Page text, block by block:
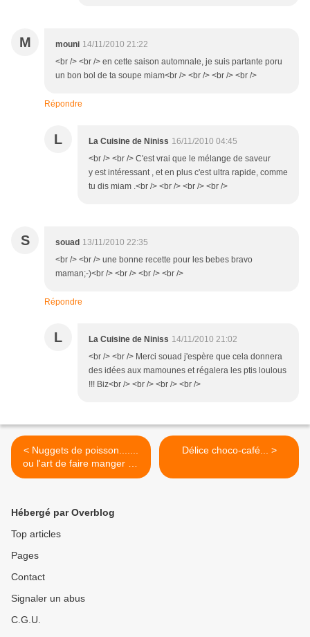
M mouni 14/11/2010 21:22
<br /> <br /> en cette saison automnale, je suis partante poru
un bon bol de ta soupe miam<br /> <br /> <br /> <br />
Répondre
L La Cuisine de Niniss 16/11/2010 04:45
<br /> <br /> C'est vrai que le mélange de saveur
y est intéressant , et en plus c'est ultra rapide, comme
tu dis miam .<br /> <br /> <br /> <br />
S souad 13/11/2010 22:35
<br /> <br /> une bonne recette pour les bebes bravo
maman;-)<br /> <br /> <br /> <br />
Répondre
L La Cuisine de Niniss 14/11/2010 21:02
<br /> <br /> Merci souad j'espère que cela donnera
des idées aux mamounes et régalera les ptis loulous
!!! Biz<br /> <br /> <br /> <br />
< Nuggets de poisson.......
ou l'art de faire manger du
poisson aux enfants
Délice choco-café... >
Hébergé par Overblog
Top articles
Pages
Contact
Signaler un abus
C.G.U.